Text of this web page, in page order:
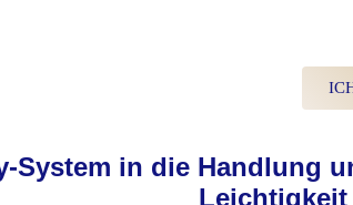
System in die Handlung
Leichtigkeit